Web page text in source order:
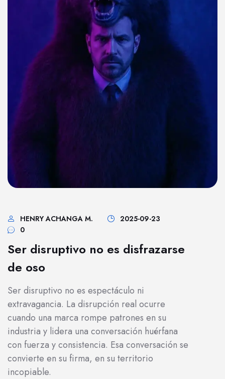
HENRY ACHANGA M.
2025-09-23
0
Ser disruptivo no es disfrazarse
de oso
Ser disruptivo no es espectáculo ni
extravagancia. La disrupción real ocurre
cuando una marca rompe patrones en su
industria y lidera una conversación huérfana
con fuerza y consistencia. Esa conversación se
convierte en su firma, en su territorio
incopiable.